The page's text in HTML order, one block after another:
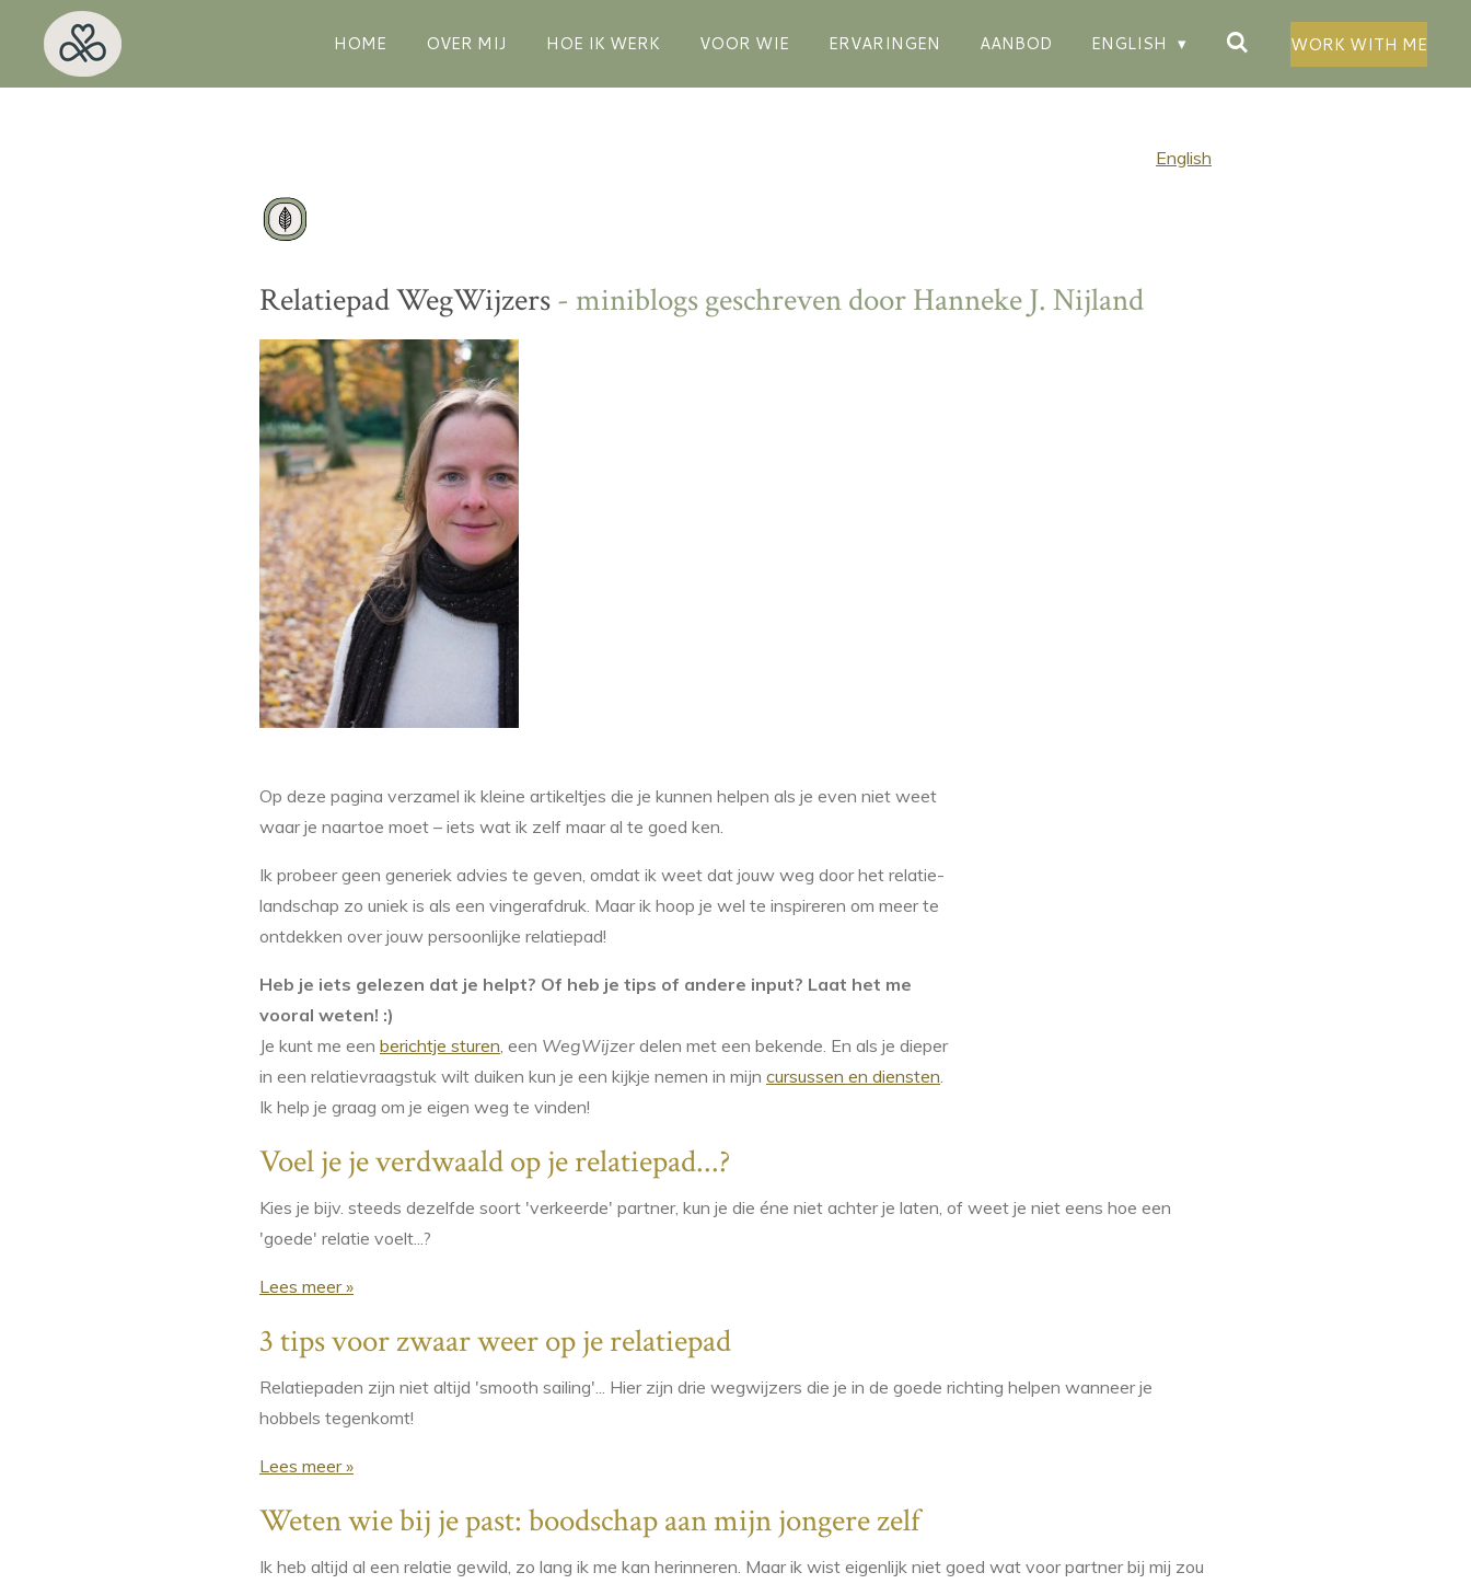
direct
naar
HOME OVER MIJ HOE IK WERK VOOR WIE ERVARINGEN AANBOD ENGLISH WORK WITH ME
English
Relatiepad WegWijzers- miniblogs geschreven door Hanneke J. Nijland
Op deze pagina verzamel ik kleine artikeltjes die je kunnen helpen als je even niet weet
waar je naartoe moet – iets wat ik zelf maar al te goed ken.
Ik probeer geen generiek advies te geven, omdat ik weet dat jouw weg door het relatie-
landschap zo uniek is als een vingerafdruk. Maar ik hoop je wel te inspireren om meer te
ontdekken over jouw persoonlijke relatiepad!
Heb je iets gelezen dat je helpt? Of heb je tips of andere input? Laat het me
vooral weten! :)
Je kunt me een berichtje sturen , een WegWijzer delen met een bekende. En als je dieper
in een relatievraagstuk wilt duiken kun je een kijkje nemen in mijn cursussen en diensten
Ik help je graag om je eigen weg te vinden!
Voel je je verdwaald op je relatiepad...?
Kies je bijv. steeds dezelfde soort 'verkeerde' partner, kun je die éne niet achter je laten, of weet je niet eens hoe een
'goede' relatie voelt...?
Lees meer »
3 tips voor zwaar weer op je relatiepad
Relatiepaden zijn niet altijd 'smooth sailing'... Hier zijn drie wegwijzers die je in de goede richting helpen wanneer je
hobbels tegenkomt!
Lees meer »
Weten wie bij je past: boodschap aan mijn jongere zelf
Ik heb altijd al een relatie gewild, zo lang ik me kan herinneren. Maar ik wist eigenlijk niet goed wat voor partner bij mij zou